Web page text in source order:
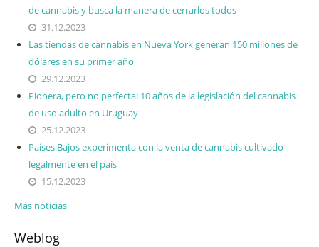
de cannabis y busca la manera de cerrarlos todos
31.12.2023
Las tiendas de cannabis en Nueva York generan 150 millones de
dólares en su primer año
29.12.2023
Pionera, pero no perfecta: 10 años de la legislación del cannabis
de uso adulto en Uruguay
25.12.2023
Países Bajos experimenta con la venta de cannabis cultivado
legalmente en el país
15.12.2023
Más noticias
Weblog